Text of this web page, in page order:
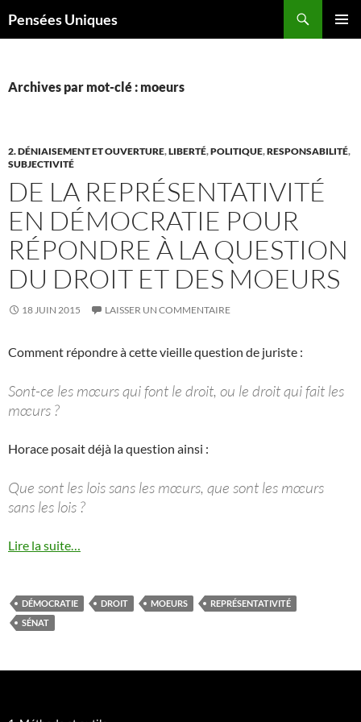
Pensées Uniques
Archives par mot-clé : moeurs
2. DÉNIAISEMENT ET OUVERTURE,LIBERTÉ,POLITIQUE,RESPONSABILITÉ,
SUBJECTIVITÉ
DE LA REPRÉSENTATIVITÉ
EN DÉMOCRATIE POUR
RÉPONDRE À LA QUESTION
DU DROIT ET DES MOEURS
18 JUIN 2015 LAISSER UN COMMENTAIRE
Comment répondre à cette vieille question de juriste :
Sont-ce les mœurs qui font le droit, ou le droit qui fait les
mœurs ?
Horace posait déjà la question ainsi :
Que sont les lois sans les mœurs, que sont les mœurs
sans les lois ?
Lire la suite…
DÉMOCRATIE DROIT MOEURS
REPRÉSENTATIVITÉ
SÉNAT